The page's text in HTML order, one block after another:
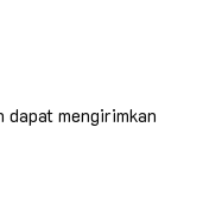
mengirimkan